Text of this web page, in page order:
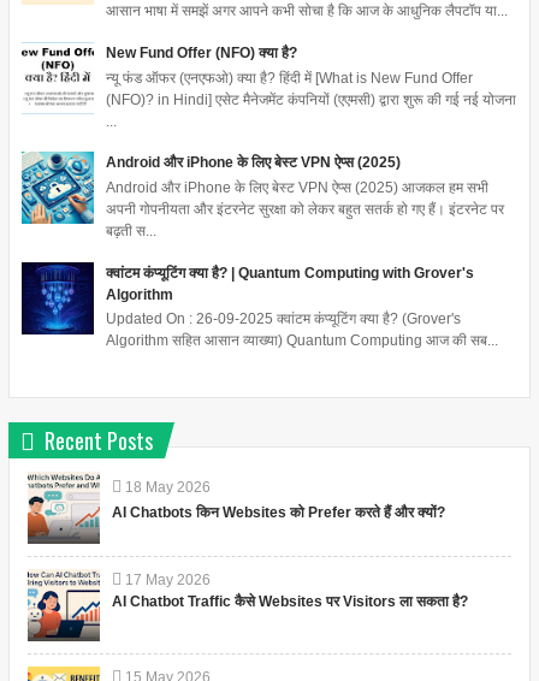
आसान भाषा में समझें अगर आपने कभी सोचा है कि आज के आधुनिक लैपटॉप या...
New Fund Offer (NFO) क्या है?
न्यू फंड ऑफर (एनएफओ) क्या है? हिंदी में [What is New Fund Offer
(NFO)? in Hindi] एसेट मैनेजमेंट कंपनियों (एएमसी) द्वारा शुरू की गई नई योजना
Android और iPhone के लिए बेस्ट VPN ऐप्स (2025)
Android और iPhone के लिए बेस्ट VPN ऐप्स (2025) आजकल हम सभी
अपनी गोपनीयता और इंटरनेट सुरक्षा को लेकर बहुत सतर्क हो गए हैं। इंटरनेट पर
बढ़ती स...
क्वांटम कंप्यूटिंग क्या है? | Quantum Computing with Grover's
Algorithm
Updated On : 26-09-2025 क्वांटम कंप्यूटिंग क्या है? (Grover's
Algorithm सहित आसान व्याख्या) Quantum Computing आज की सब...
Recent Posts
18 May 2026
AI Chatbots किन Websites को Prefer करते हैं और क्यों?
17 May 2026
AI Chatbot Traffic कैसे Websites पर Visitors ला सकता है?